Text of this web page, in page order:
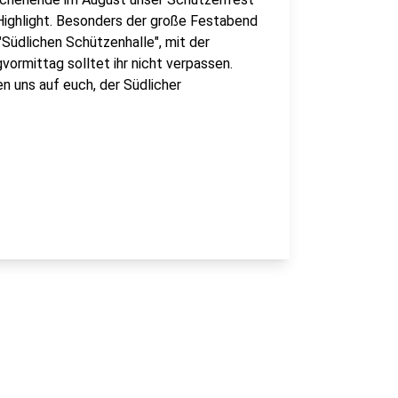
Besonders der große Festabend
Schützenhalle", mit der
solltet ihr nicht verpassen.
uns auf euch, der Südlicher